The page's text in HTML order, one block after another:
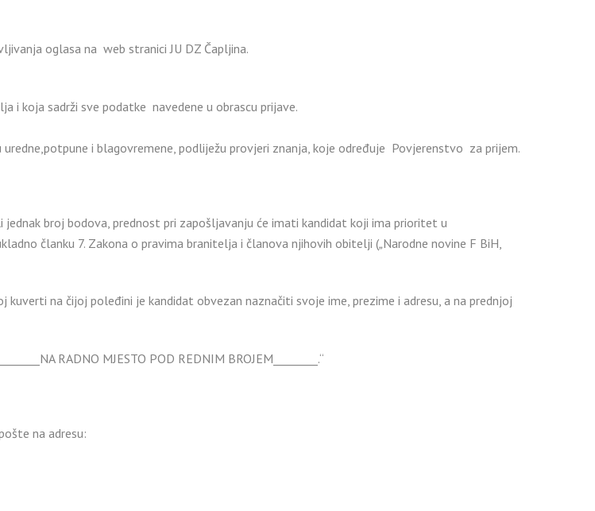
oglasa na web stranici JU DZ Čapljina.
i koja sadrži sve podatke navedene u obrascu prijave.
i blagovremene, podliježu provjeri znanja, koje određuje Povjerenstvo za prijem.
broj bodova, prednost pri zapošljavanju će imati kandidat koji ima prioritet u
članku 7. Zakona o pravima branitelja i članova njihovih obitelji („Narodne novine F BiH,
na čijoj poleđini je kandidat obvezan naznačiti svoje ime, prezime i adresu, a na prednjoj
RADNO MJESTO POD REDNIM BROJEM________.“
na adresu: